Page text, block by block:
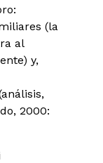
(la
al
y,
2000: